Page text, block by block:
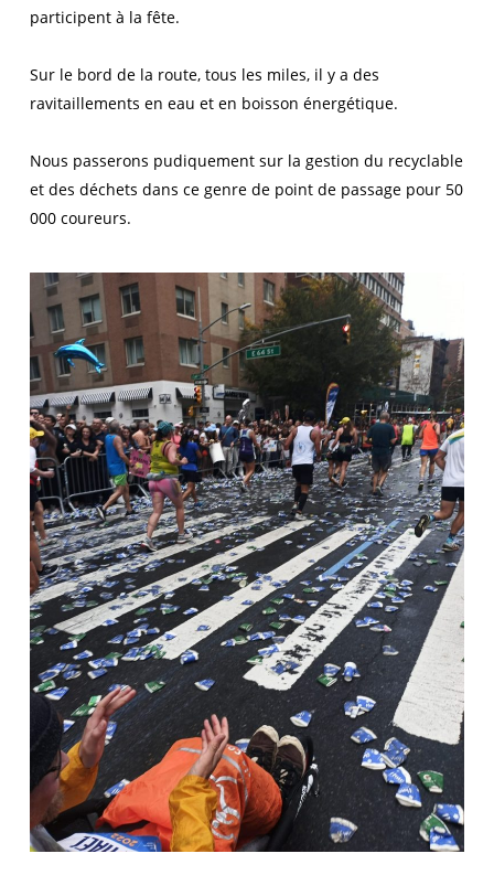
participent à la fête.
Sur le bord de la route, tous les miles, il y a des
ravitaillements en eau et en boisson énergétique.
Nous passerons pudiquement sur la gestion du recyclable
et des déchets dans ce genre de point de passage pour 50
000 coureurs.